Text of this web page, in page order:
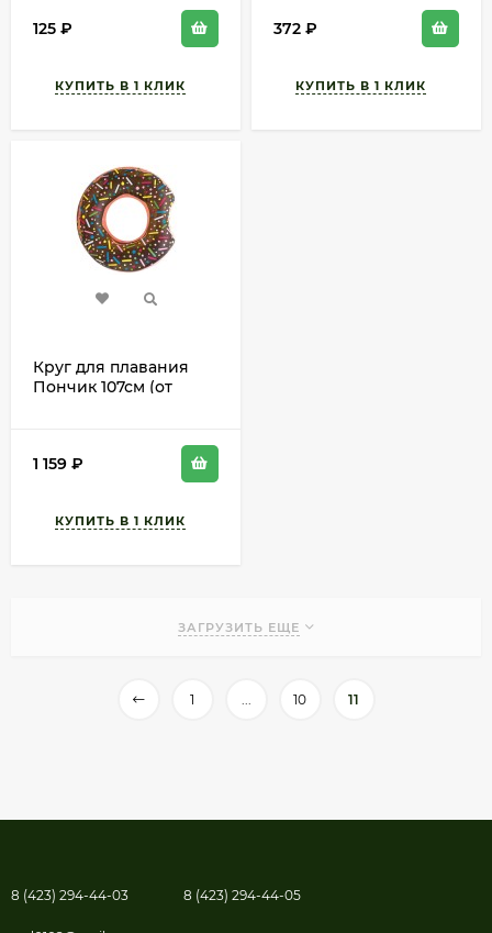
125 ₽
372 ₽
Круг для плавания
Пончик 107см (от
1 159 ₽
ЗАГРУЗИТЬ ЕЩЕ
1 ... 10 11
8 (423) 294-44-03 8 (423) 294-44-05